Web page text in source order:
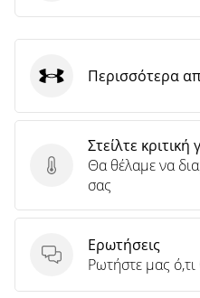
Στείλτε κριτική για το
Στείλτε κριτική
Θα θέλαμε να
σας
Ερωτήσεις
Ερωτήσεις
Ρωτήστε μας ό,τι
Under Armour
Περισσότερα